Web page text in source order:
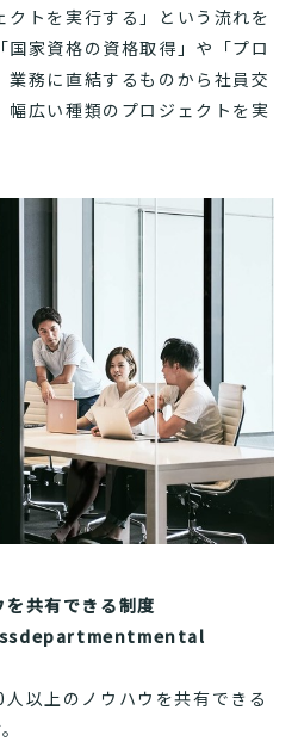
クトを実行する」という流れを
家資格の資格取得」や「プロ
業務に直結するものから社員交
幅広い種類のプロジェクトを実
共有できる制度
以上のノウハウを共有できる